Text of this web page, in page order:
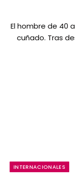
El hombre de 40
cuñado. Tras
INTERNACIONALES